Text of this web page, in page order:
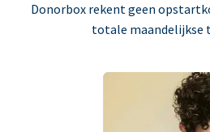
Donorbox rekent geen
totale maandelijkse